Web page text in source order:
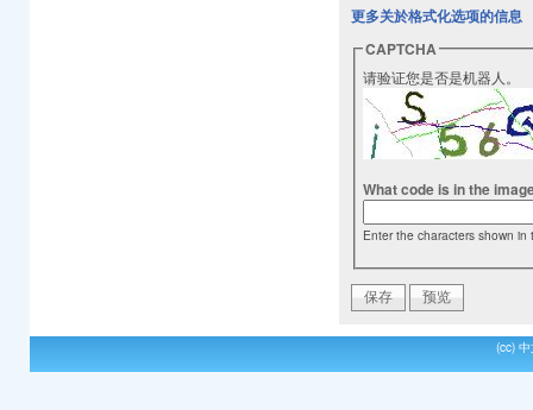
更多关於格式化选项的信息
CAPTCHA
请验证您是否是机器人。
What code is in the
Enter the characters shown in
(cc)中